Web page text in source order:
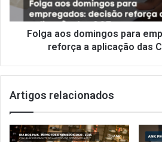
a
aplicação
Folga aos domingos para
reforça a aplicação das
Artigos relacionados